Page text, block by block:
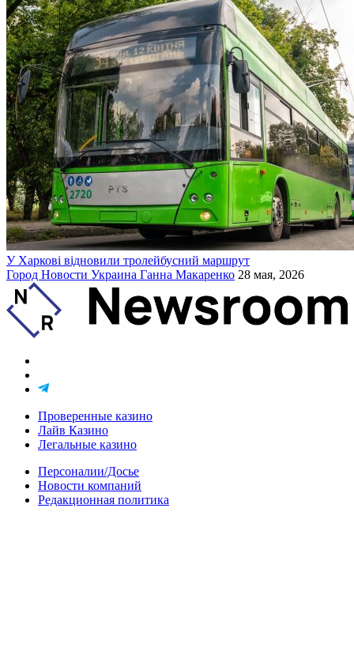
У Харкові відновили тролейбусний маршрут
Город Новости Украина Ганна Макаренко 28 мая, 2026
Проверенные казино
Лайв Казино
Легальные казино
Персоналии/Досье
Новости компаний
Редакционная политика